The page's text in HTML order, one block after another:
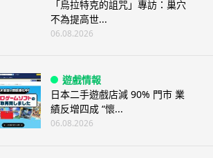
「烏拉特克的詛咒」專訪：巢穴
不為提高世...
06.08.2026
遊戲情報
日本二手遊戲店減 90% 門市 業
績反增四成 “懷...
06.08.2026